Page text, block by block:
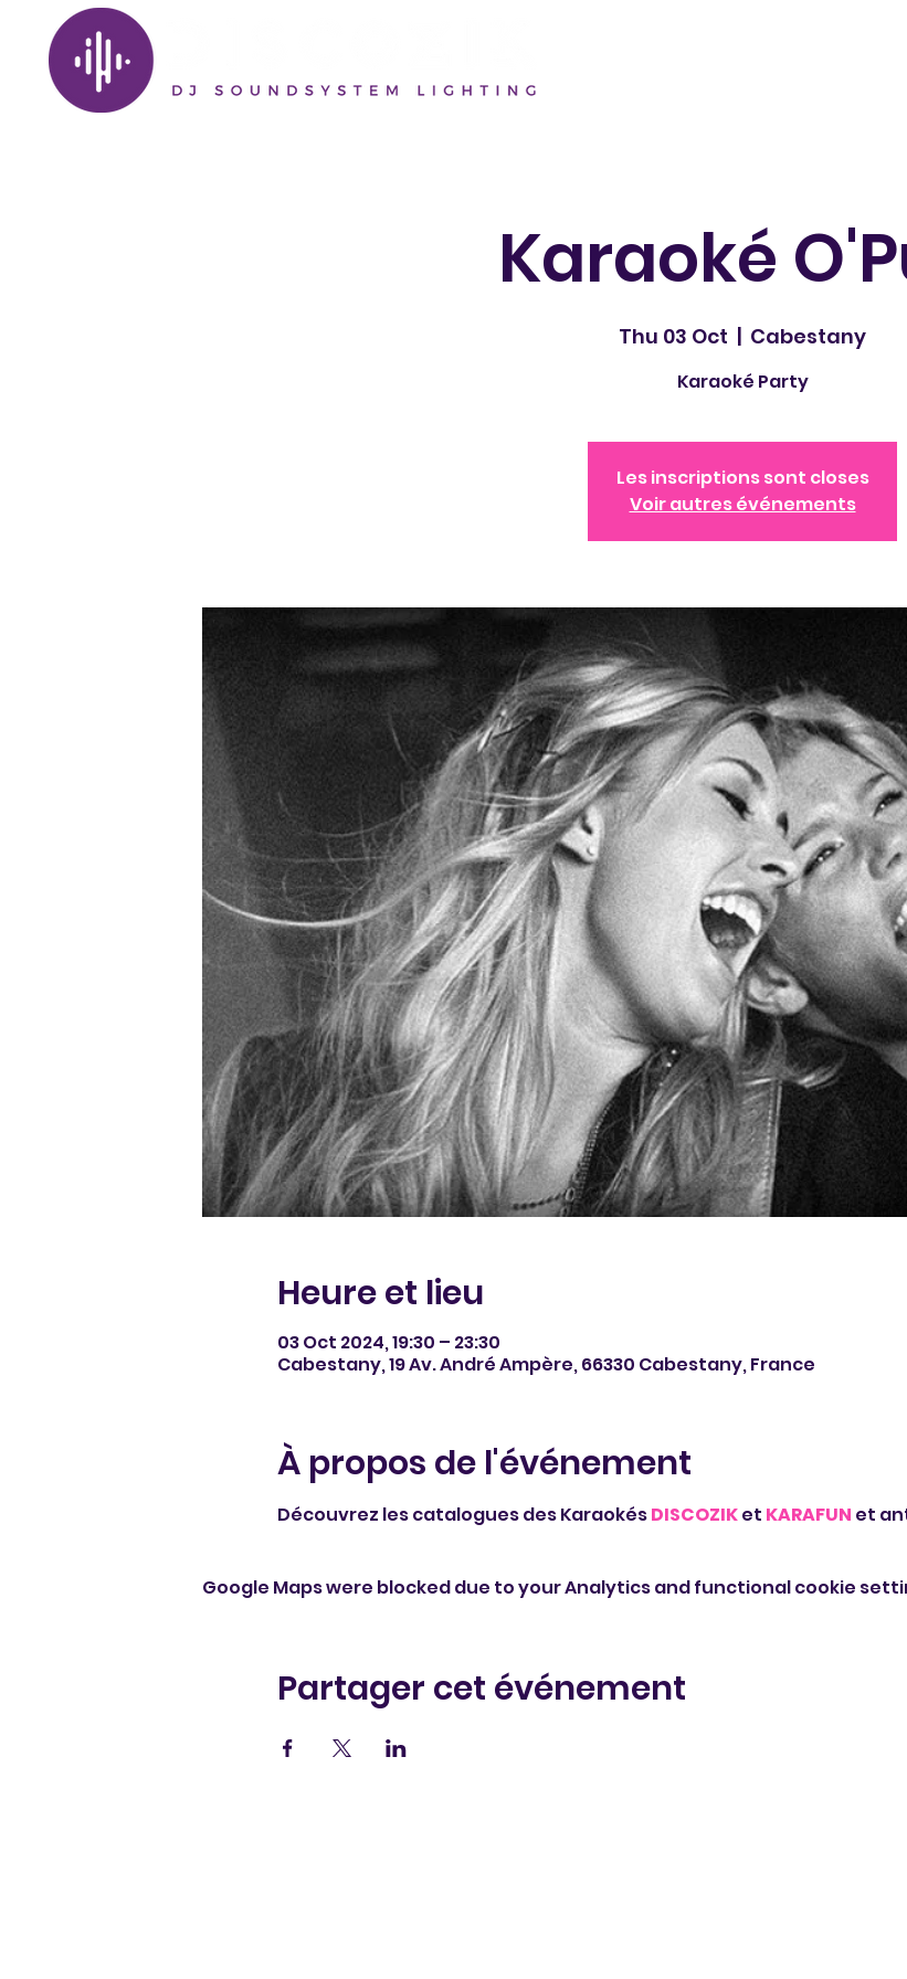
Karaoké
Thu 03 Oct
  |
Cabestany
Karaoké Party
Les inscriptions sont closes
Voir autres événements
Heure et lieu
03 Oct 2024, 19:30 – 23:30
Cabestany, 19 Av. André Ampère, 66330 Cabestany, France
À propos de l'événement
Découvrez les catalogues des Karaokés DISCOZIK et KARAFUN et
Google Maps were blocked due to your Analytics and functional cookie
Partager cet événement